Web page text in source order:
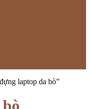
laptop da bò”